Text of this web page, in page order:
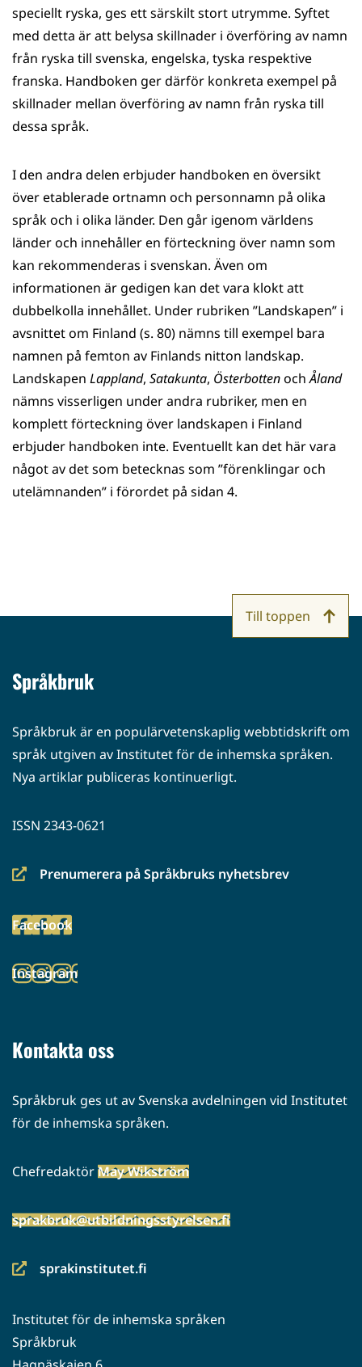
speciellt ryska, ges ett särskilt stort utrymme. Syftet
med detta är att belysa skillnader i överföring av namn
från ryska till svenska, engelska, tyska respektive
franska. Handboken ger därför konkreta exempel på
skillnader mellan överföring av namn från ryska till
dessa språk.
I den andra delen erbjuder handboken en översikt
över etablerade ortnamn och personnamn på olika
språk och i olika länder. Den går igenom världens
länder och innehåller en förteckning över namn som
kan rekommenderas i svenskan. Även om
informationen är gedigen kan det vara klokt att
dubbelkolla innehållet. Under rubriken ”Landskapen” i
avsnittet om Finland (s. 80) nämns till exempel bara
namnen på femton av Finlands nitton landskap.
Landskapen Lappland, Satakunta, ÖsterbottenochÅland
nämns visserligen under andra rubriker, men en
komplett förteckning över landskapen i Finland
erbjuder handboken inte. Eventuellt kan det här vara
något av det som betecknas som ”förenklingar och
utelämnanden” i förordet på sidan 4.
Språkbruk
Språkbruk är en populärvetenskaplig webbtidskrift om
språk utgiven av Institutet för de inhemska språken.
Nya artiklar publiceras kontinuerligt.
ISSN 2343-0621
Prenumerera på Språkbruks nyhetsbrev
(siirryt
palveluun)
Facebook
(siirryt
palveluun)
Instagram
(siirryt
Kontakta oss
Språkbruk ges ut av Svenska avdelningen vid Institutet
för de inhemska språken.
ChefredaktörMay Wikström
sprakbruk@utbildningsstyrelsen.fi
sprakinstitutet.fi
(siirryt
palveluun)
Institutet för de inhemska språken
Språkbruk
Till toppen